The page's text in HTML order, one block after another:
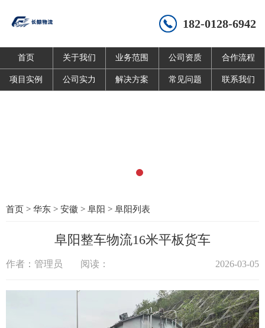
182-0128-6942
首页 关于我们 业务范围 公司资质 合作流程
项目实例 公司实力 解决方案 常见问题 联系我们
首页 > 华东 > 安徽 > 阜阳 > 阜阳列表
阜阳整车物流16米平板货车
作者：管理员 阅读： 2026-03-05